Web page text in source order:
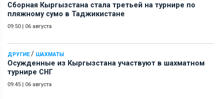
Сборная Кыргызстана стала третьей на турнире по
пляжному сумо в Таджикистане
09:50 | 06 августа
ДРУГИЕ/ ШАХМАТЫ
Осужденные из Кыргызстана участвуют в шахматном
турнире СНГ
09:45 | 06 августа